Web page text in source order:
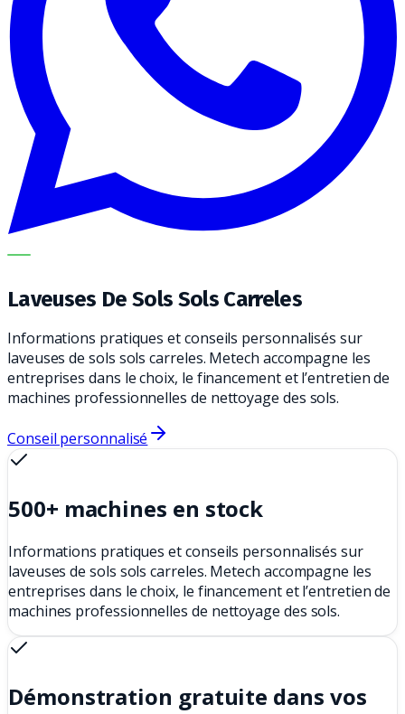
METECH
Laveuses De Sols Sols Carreles
Informations pratiques et conseils personnalisés sur
laveuses de sols sols carreles. Metech accompagne les
entreprises dans le choix, le financement et l’entretien de
machines professionnelles de nettoyage des sols.
Conseil personnalisé
500+ machines en stock
Informations pratiques et conseils personnalisés sur
laveuses de sols sols carreles. Metech accompagne les
entreprises dans le choix, le financement et l’entretien de
machines professionnelles de nettoyage des sols.
Démonstration gratuite dans vos